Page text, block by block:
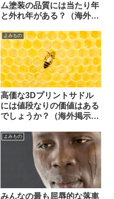
ム塗装の品質には当たり年
と外れ年がある？（海外掲
よみもの
高価な3Dプリントサドル
には値段なりの価値はある
でしょうか？（海外掲示板
よみもの
みんなの最も屈辱的な落車